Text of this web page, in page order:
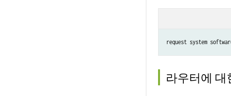
request system
라우터에 대